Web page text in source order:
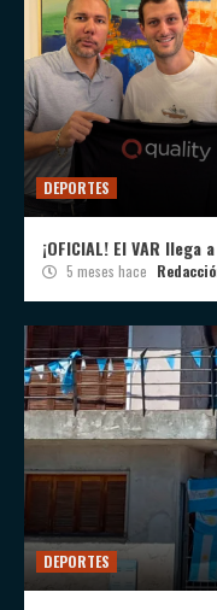
DEPORTES
¡OFICIAL! El VAR llega
5 meses hace
DEPORTES